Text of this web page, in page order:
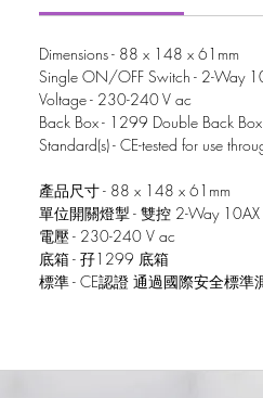
Dimensions - 88 x 148 x 61mm
Single ON/OFF Switch - 2-Way
Voltage - 230-240 V ac
Back Box - 1299 Double Back
Standard(s) - CE-tested for use
產品尺寸 - 88 x 148 x 61mm
單位開關燈掣 - 雙控 2-Way 10AX
電壓 - 230-240 V ac
底箱 - 孖1299 底箱
標準 - CE認證 通過國際安全標準